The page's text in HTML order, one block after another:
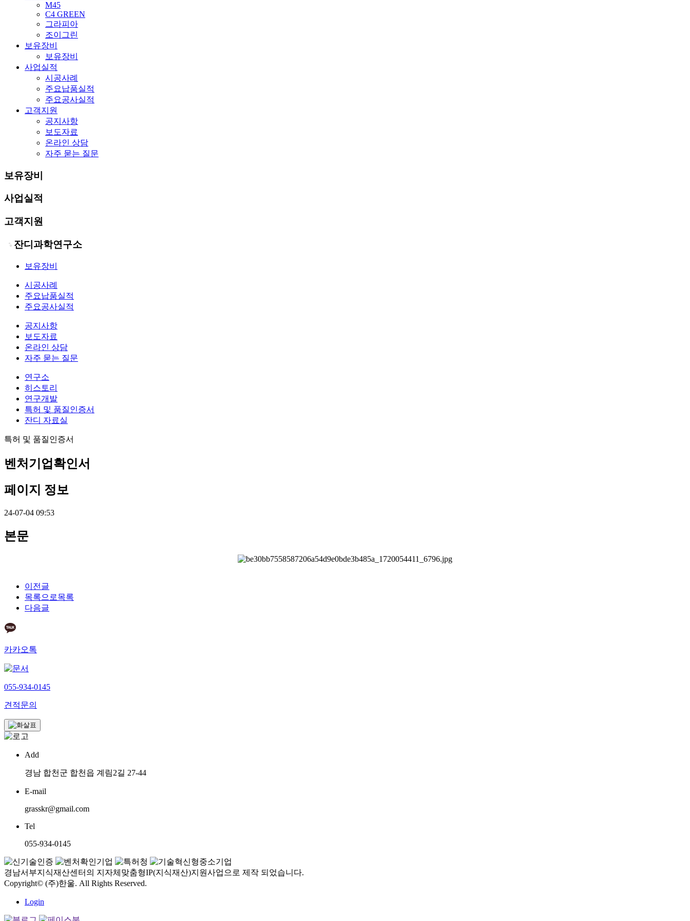
M45
C4 GREEN
그라피아
조이그린
보유장비
보유장비
사업실적
시공사례
주요납품실적
주요공사실적
고객지원
공지사항
보도자료
온라인 상담
자주 묻는 질문
보유장비
사업실적
고객지원
잔디과학연구소
보유장비
시공사례
주요납품실적
주요공사실적
공지사항
보도자료
온라인 상담
자주 묻는 질문
연구소
히스토리
연구개발
특허 및 품질인증서
잔디 자료실
특허 및 품질인증서
벤처기업확인서
페이지 정보
24-07-04 09:53
본문
이전글
목록으로목록
다음글
카카오톡
055-934-0145
견적문의
Add
경남 합천군 합천읍 계림2길 27-44
E-mail
grasskr@gmail.com
Tel
055-934-0145
경남서부지식재산센터의 지자체맞춤형IP(지식재산)지원사업으로 제작 되었습니다.
Copyright© (주)한울. All Rights Reserved.
Login